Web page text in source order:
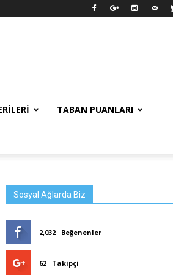
TABAN PUANLARI
Sosyal Ağlarda Biz
2,032 Beğenenler
62 Takipçi